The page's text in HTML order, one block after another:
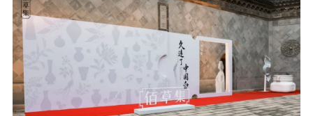
今年一季度，佰草集继续飙涨，线上同比提升
100%。
更让佰草集团队心里触动的一个数字，是5亿——
#以中国方养中国白#话题在全网的曝光量。5亿